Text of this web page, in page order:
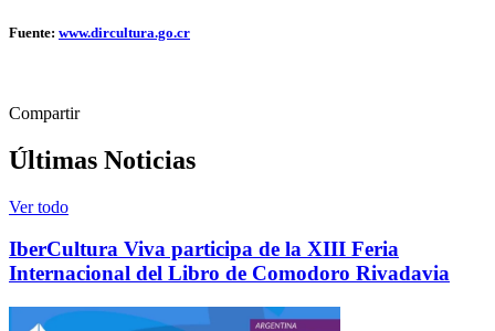
Fuente: www.dircultura.go.cr
Compartir
Últimas Noticias
Ver todo
IberCultura Viva participa de la XIII Feria
Internacional del Libro de Comodoro Rivadavia